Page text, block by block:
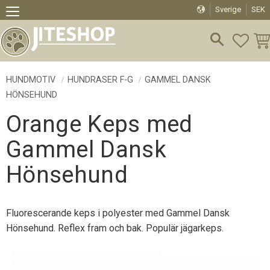
Meny
Sverige SEK
HUNDMOTIV HUNDRASER F-G
GAMMEL DANSK
HÖNSEHUND
Orange Keps med
Gammel Dansk
Hönsehund
Fluorescerande keps i polyester med Gammel Dansk
Hönsehund. Reflex fram och bak. Populär jägarkeps.